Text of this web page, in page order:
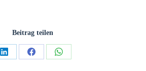
Beitrag teilen